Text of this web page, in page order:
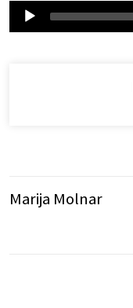
Audio
Player
Marija Molnar